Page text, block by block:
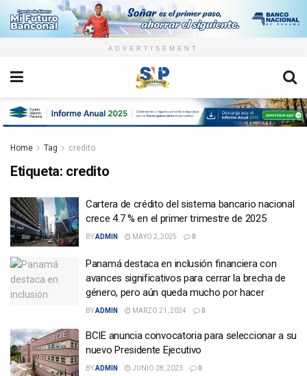
ADVERTISEMENT
Home Tag credito
Etiqueta: credito
Cartera de crédito del sistema bancario nacional
crece 4.7 % en el primer trimestre de 2025
BYADMIN MAYO 2, 2025 0
Panamá destaca en inclusión financiera con
avances significativos para cerrar la brecha de
género, pero aún queda mucho por hacer
BYADMIN MARZO 21, 2024 0
BCIE anuncia convocatoria para seleccionar a su
nuevo Presidente Ejecutivo
BYADMIN JUNIO 28, 2023 0